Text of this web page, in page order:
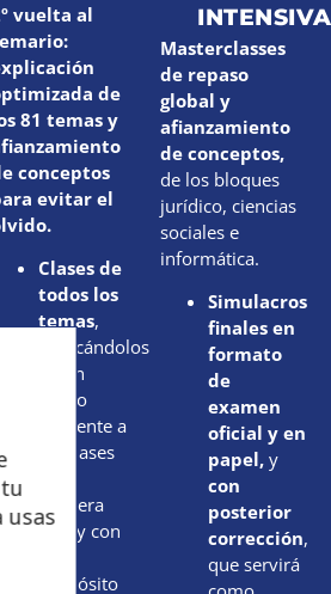
vuelta al
de
81 temas y
conceptos
evitar el
Clases de
todos los
temas,
enfocándolos
de un
modo
diferente a
las clases
primera
fase y con
propósito
INTENSIVA
Masterclasses
de repaso
global y
afianzamiento
de conceptos,
de los bloques
jurídico, ciencias
sociales e
informática.
Simulacros
finales en
formato
de
examen
oficial y en
papel,y
con
posterior
corrección,
que servirá
usas